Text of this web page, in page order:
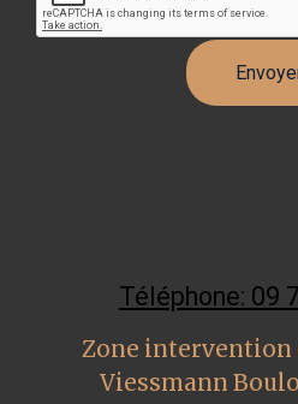
Téléphone: 09
Zone intervention
Viessmann